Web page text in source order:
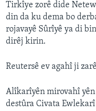
FOLLOW US
Zimanên Din
Tirkîye zorê dide
din da ku dema bo
rojavayê Sûrîyê ya di
dirêj kirin.
Reutersê ev agahî ji
Alîkarîyên mirovahî yên
destûra Civata